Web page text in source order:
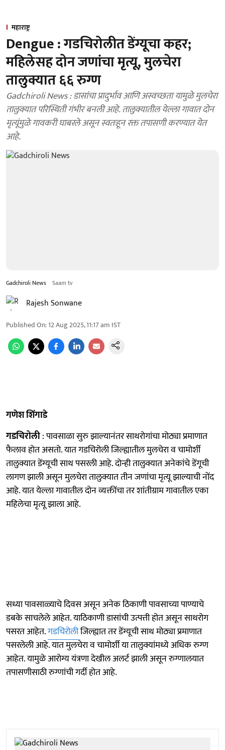
महाराष्ट्र
Dengue : गडचिरोलीत डेंग्यूचा कहर;
महिलेसह दोन जणांचा मृत्यू, मुलचेरा
तालुक्यात ६६ रुग्ण
Gadchiroli News : डासांचा प्रादुर्भाव आणि अस्वच्छता यामुळे मुलचेरा
तालुक्यात परिस्थिती गंभीर बनली आहे. तालुक्यातील येल्ला गावात दोन
मृत्यूंमुळे गावकरी घाबरले असून स्वतःहून रक्त तपासणी करण्यात येत
आहे.
Gadchiroli News Saam tv
Rajesh Sonwane
Published On:12 Aug 2025, 11:17 am IST
गणेशशिंगाडे
गडचिरोली: पावसाळा सुरु झाल्यानंतर साथरोगांचा मोठ्या प्रमाणात
फैलाव होत असतो. यात गडचिरोली जिल्ह्यातील मुलचेरा व चामोर्शी
तालुक्यात डेंग्यूची साथ पसरली आहे. दोन्ही तालुक्यात अनेकांचे डेंगूची
लागण झाली असून मुलचेरा तालुक्यात तीन जणांचा मृत्यू झाल्याची नोंद
आहे. यात येल्ला गावातील दोन व्यक्तींचा तर शांतीग्राम गावातील एका
महिलेचा मृत्यू झाला आहे.
सध्या पावसाळ्याचे दिवस असून अनेक ठिकाणी पावसाच्या पाण्याचे
डबके साचलेले आहेत. याठिकाणी डासांची उत्पत्ती होत असून साथरोग
पसरत आहेत.गडचिरोलीजिल्ह्यात तर डेंग्यूची साथ मोठ्या प्रमाणात
पसरलेली आहे. यात मुलचेरा व चामोर्शी या तालुक्यांमध्ये अधिक रुग्ण
आहेत. यामुळे आरोग्य यंत्रणा देखील अलर्ट झाली असून रुग्णालयात
तपासणीसाठी रुग्णांची गर्दी होत आहे.